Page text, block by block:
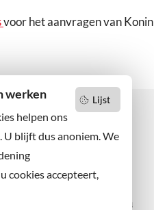
Lijst
werken
helpen ons
U blijft dus anoniem. We
cookies accepteert,
voor het aanvragen van
X
Instagram